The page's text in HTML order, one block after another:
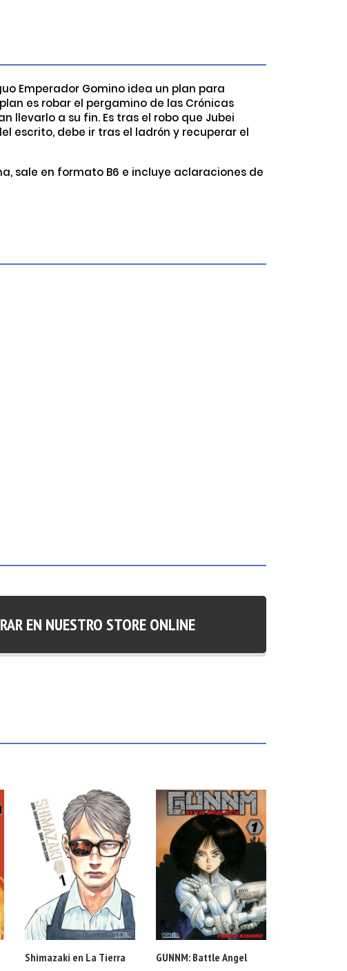
Emperador Gomino idea un plan para
es robar el pergamino de las Crónicas
llevarlo a su fin. Es tras el robo que Jubei
escrito, debe ir tras el ladrón y recuperar el
sale en formato B6 e incluye aclaraciones de
EN NUESTRO STORE ONLINE
Shimazaki en La Tierra
GUNNM: Battle Angel